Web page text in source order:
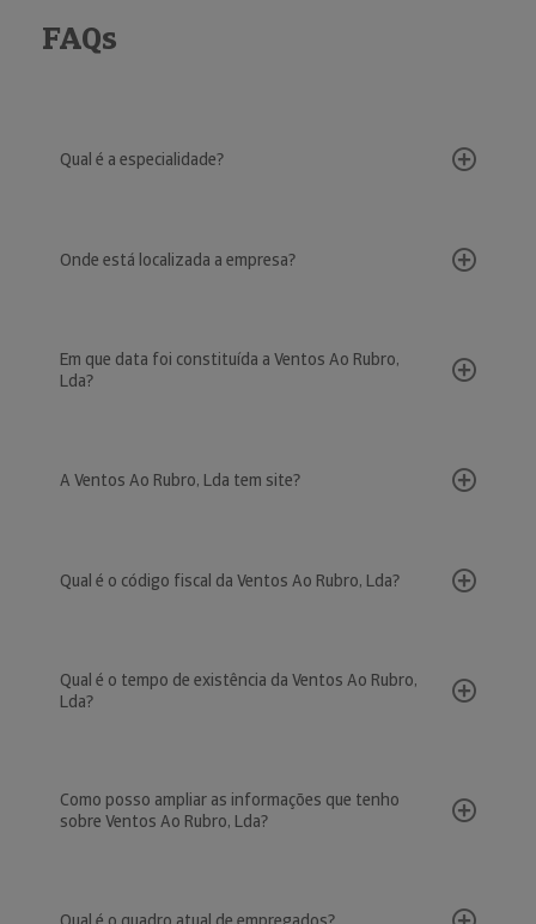
FAQs
Qual é a especialidade?
Onde está localizada a empresa?
Em que data foi constituída a Ventos Ao Rubro,
Lda?
A Ventos Ao Rubro, Lda tem site?
Qual é o código fiscal da Ventos Ao Rubro, Lda?
Qual é o tempo de existência da Ventos Ao Rubro,
Lda?
Como posso ampliar as informações que tenho
sobre Ventos Ao Rubro, Lda?